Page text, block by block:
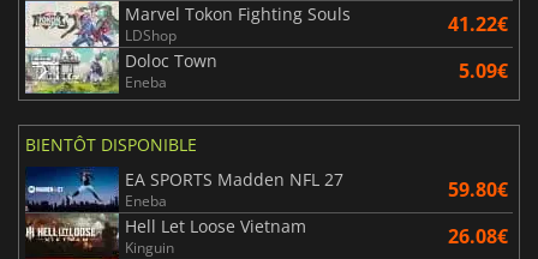
Marvel Tokon Fighting Souls
LDShop 41.22€
Doloc Town
Eneba 5.09€
BIENTÔT DISPONIBLE
EA SPORTS Madden NFL 27
Eneba 59.80€
Hell Let Loose Vietnam
Kinguin 26.08€